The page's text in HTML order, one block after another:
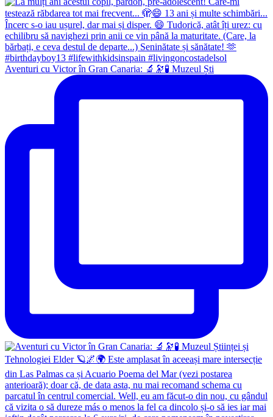
Aventuri cu Victor în Gran Canaria: 🔬🔭🧪 Muzeul Ști